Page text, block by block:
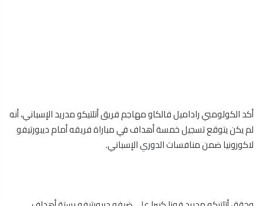
أكد الكولومبي راداميل فالكاو مهاجم فريق أتلتيكو مدريد الإسباني، أنه
لم يكن يتوقع تسجيل خمسة أهداف في مباراة فريقه أمام ديبورتيفو
لاكورونيا ضمن منافسات الدوري الإسباني.